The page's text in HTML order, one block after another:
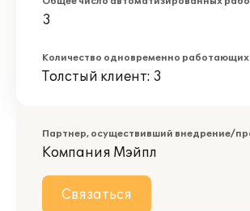
3
Количество одновременно работающих
Толстый клиент: 3
Партнер, осуществивший внедрение/
Компания Мэйпл
Связаться